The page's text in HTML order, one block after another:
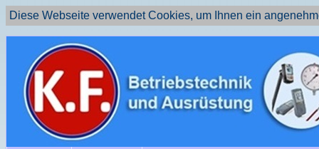
Diese Webseite verwendet Cookies, um Ihnen ein